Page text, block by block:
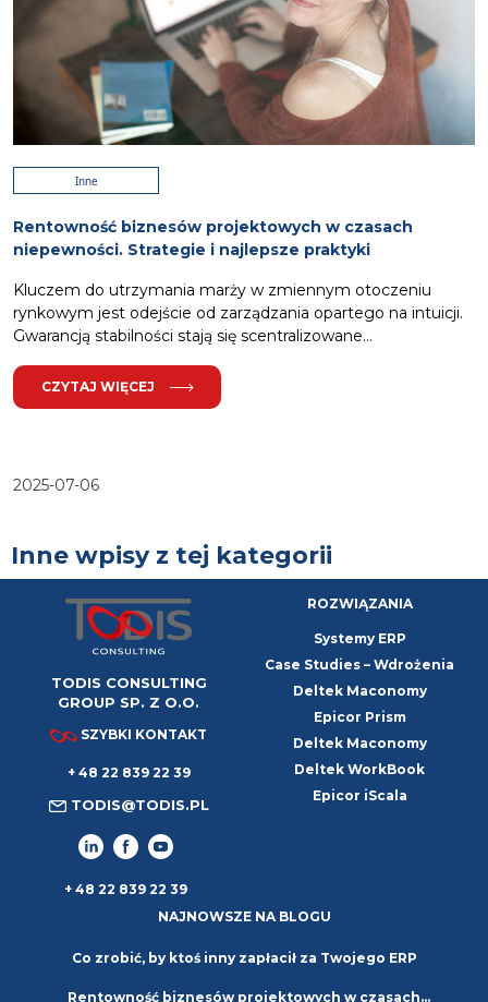
2025-07-06
Inne wpisy z tej kategorii
Inne
Rentowność biznesów projektowych w czasach
niepewności. Strategie i najlepsze praktyki
Kluczem do utrzymania marży w zmiennym otoczeniu
rynkowym jest odejście od zarządzania opartego na intuicji.
Gwarancją stabilności stają się scentralizowane...
CZYTAJ WIĘCEJ
TODIS CONSULTING
GROUP SP. Z O.O.
SZYBKI KONTAKT
+ 48 22 839 22 39
TODIS@TODIS.PL
+ 48 22 839 22 39
ROZWIĄZANIA
Systemy ERP
Case Studies – Wdrożenia
Deltek Maconomy
Epicor Prism
Deltek Maconomy
Deltek WorkBook
Epicor iScala
NAJNOWSZE NA BLOGU
Co zrobić, by ktoś inny zapłacił za Twojego ERP
Rentowność biznesów projektowych w czasach